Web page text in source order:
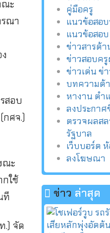
ณะ
ณา
สอบ
ศจ.)
ณะ
ใช้
ที
.) จัด
คู่มือครู
แนวข้อสอ
แนวข้อสอ
ข่าวสารด้
ข่าวสอบค
ข่าวเด่น ข่
บทความด้
หางาน ตำ
ลงประกา
ตรวจผลส
รัฐบาล
เว็บบอร์ด
ลงโฆษณา
ข่าว ล่าสุด